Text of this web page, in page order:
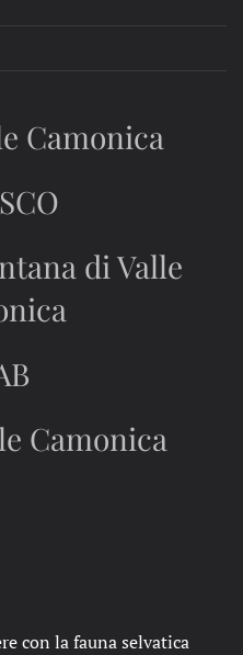
Camonica
di Valle
Camonica
con la fauna selvatica